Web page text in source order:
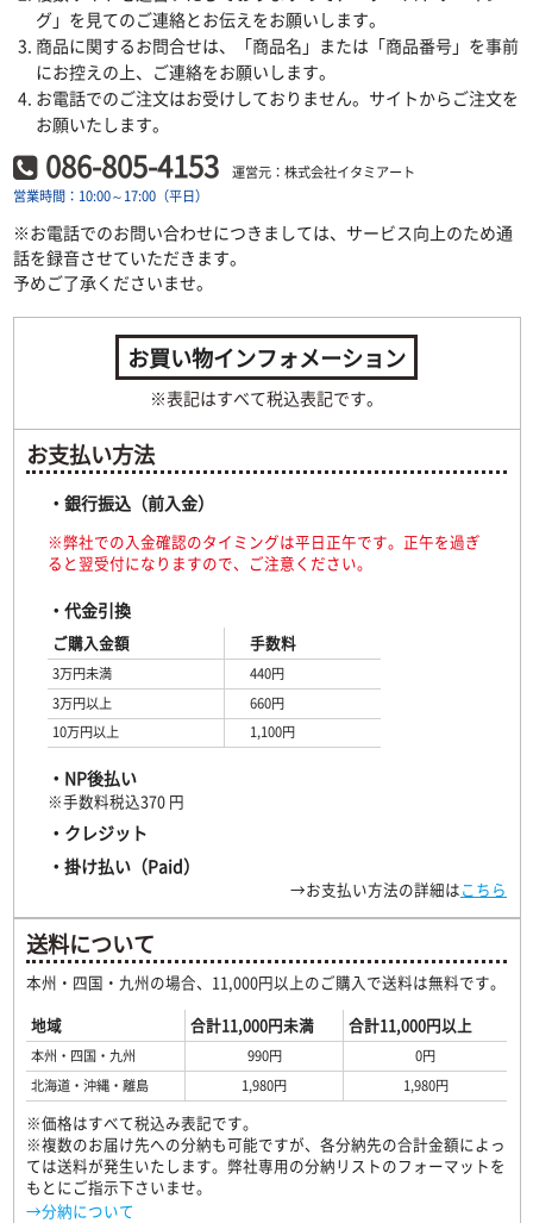
グ」を見てのご連絡とお伝えをお願いします。
商品に関するお問合せは、「商品名」または「商品番号」を事前
にお控えの上、ご連絡をお願いします。
お電話でのご注文はお受けしておりません。サイトからご注文を
お願いたします。
086-805-4153
運営元：株式会社イタミアート
営業時間：10:00～17:00（平日）
※お電話でのお問い合わせにつきましては、サービス向上のため通
話を録音させていただきます。
予めご了承くださいませ。
お買い物インフォメーション
※表記はすべて税込表記です。
お支払い方法
・銀行振込（前入金）
※弊社での入金確認のタイミングは平日正午です。正午を過ぎ
ると翌受付になりますので、ご注意ください。
・代金引換
ご購入金額 手数料
3万円未満
440円
3万円以上
660円
10万円以上
1,100円
・NP後払い
※手数料税込370 円
・クレジット
・掛け払い（Paid）
→お支払い方法の詳細はこちら
送料について
本州・四国・九州の場合、11,000円以上のご購入で送料は無料です。
地域
合計11,000円未満 合計11,000円以上
本州・四国・九州 990円
0円
北海道・沖縄・離島
1,980円 1,980円
※価格はすべて税込み表記です。
※複数のお届け先への分納も可能ですが、各分納先の合計金額によっ
ては送料が発生いたします。弊社専用の分納リストのフォーマットを
もとにご指示下さいませ。
→分納について